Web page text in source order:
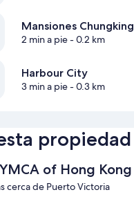
Mansiones Chungking
2 min a pie- 0.2 km
Harbour City
3 min a pie- 0.3 km
propiedad
of Hong Kong
cerca de Puerto Victoria